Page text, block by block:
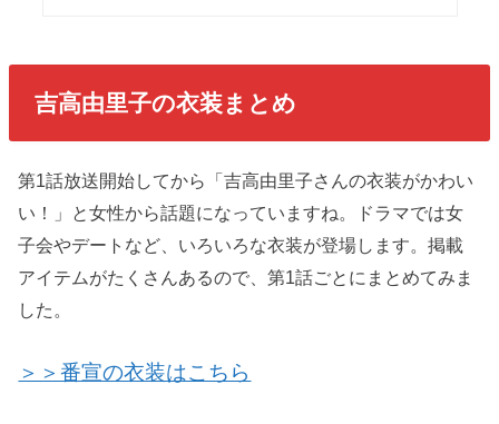
吉高由里子の衣装まとめ
第1話放送開始してから「吉高由里子さんの衣装がかわい
い！」と女性から話題になっていますね。ドラマでは女
子会やデートなど、いろいろな衣装が登場します。掲載
アイテムがたくさんあるので、第1話ごとにまとめてみま
した。
＞＞番宣の衣装はこちら